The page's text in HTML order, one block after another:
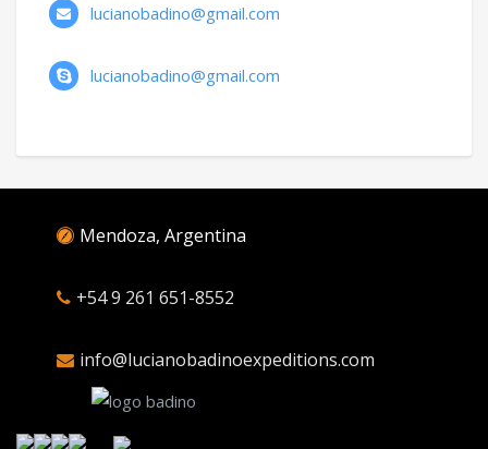
lucianobadino@gmail.com
lucianobadino@gmail.com
Mendoza, Argentina
+54 9 261 651-8552
info@lucianobadinoexpeditions.com